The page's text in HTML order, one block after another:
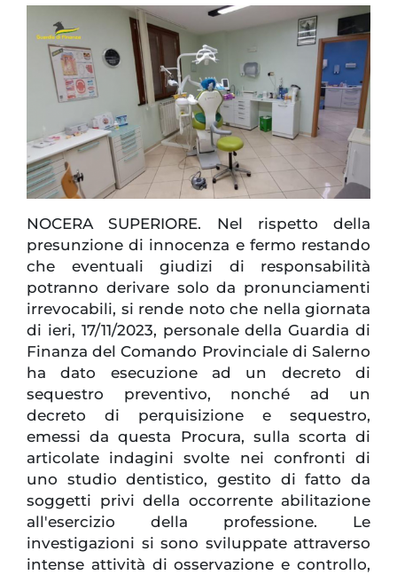
NOCERA SUPERIORE. Nel rispetto della
presunzione di innocenza e fermo restando
che eventuali giudizi di responsabilità
potranno derivare solo da pronunciamenti
irrevocabili, si rende noto che nella giornata
di ieri, 17/11/2023, personale della Guardia di
Finanza del Comando Provinciale di Salerno
ha dato esecuzione ad un decreto di
sequestro preventivo, nonché ad un
decreto di perquisizione e sequestro,
emessi da questa Procura, sulla scorta di
articolate indagini svolte nei confronti di
uno studio dentistico, gestito di fatto da
soggetti privi della occorrente abilitazione
all'esercizio della professione. Le
investigazioni si sono sviluppate attraverso
intense attività di osservazione e controllo,